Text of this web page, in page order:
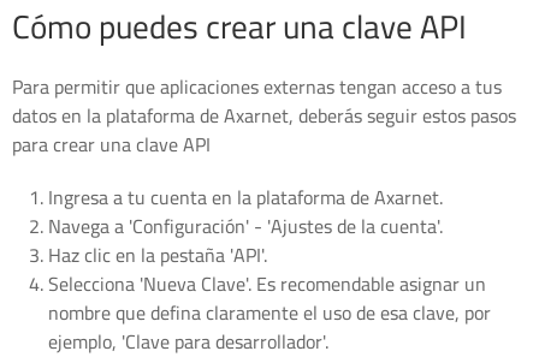
Cómo puedes crear una clave API
Para permitir que aplicaciones externas tengan acceso a tus
datos en la plataforma de Axarnet, deberás seguir estos pasos
para crear una clave API
Ingresa a tu cuenta en la plataforma de Axarnet.
Navega a 'Configuración' - 'Ajustes de la cuenta'.
Haz clic en la pestaña 'API'.
Selecciona 'Nueva Clave'. Es recomendable asignar un
nombre que defina claramente el uso de esa clave, por
ejemplo, 'Clave para desarrollador'.